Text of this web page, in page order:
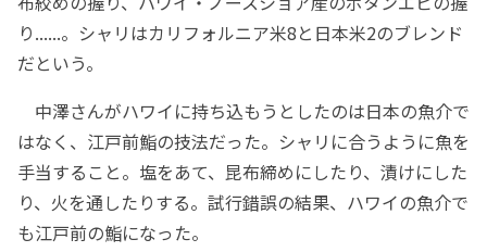
り......。シャリはカリフォルニア米8と日本米2のブレンド
だという。
中澤さんがハワイに持ち込もうとしたのは日本の魚介で
はなく、江戸前鮨の技法だった。シャリに合うように魚を
手当すること。塩をあて、昆布締めにしたり、漬けにした
り、火を通したりする。試行錯誤の結果、ハワイの魚介で
も江戸前の鮨になった。